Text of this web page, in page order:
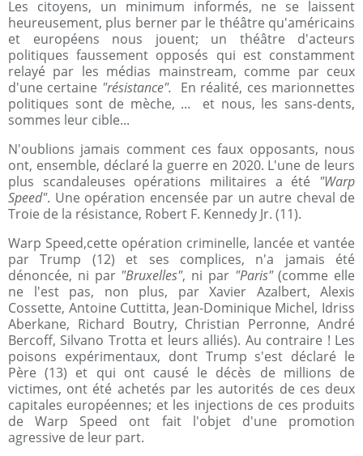
Les citoyens, un minimum informés, ne se laissent
heureusement, plus berner par le théâtre qu'américains
et européens nous jouent; un théâtre d'acteurs
politiques faussement opposés qui est constamment
relayé par les médias mainstream, comme par ceux
d'une certaine "résistance". En réalité, ces marionnettes
politiques sont de mèche, ... et nous, les sans-dents,
sommes leur cible...
N'oublions jamais comment ces faux opposants, nous
ont, ensemble, déclaré la guerre en 2020. L'une de leurs
plus scandaleuses opérations militaires a été "Warp
Speed". Une opération encensée par un autre cheval de
Troie de la résistance, Robert F. Kennedy Jr. (11).
Warp Speed,cette opération criminelle, lancée et vantée
par Trump (12) et ses complices, n'a jamais été
dénoncée, ni par"Bruxelles", ni par "Paris"(comme elle
ne l'est pas, non plus, par Xavier Azalbert, Alexis
Cossette, Antoine Cuttitta, Jean-Dominique Michel, Idriss
Aberkane, Richard Boutry, Christian Perronne, André
Bercoff, Silvano Trotta et leurs alliés). Au contraire ! Les
poisons expérimentaux, dont Trump s'est déclaré le
Père (13) et qui ont causé le décès de millions de
victimes, ont été achetés par les autorités de ces deux
capitales européennes; et les injections de ces produits
de Warp Speed ont fait l'objet d'une promotion
agressive de leur part.